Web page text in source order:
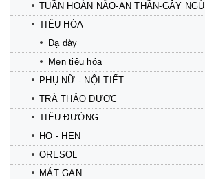
TUẦN HOÀN NÃO-AN THẦN-GÂY NGỦ
TIÊU HÓA
Dạ dày
Men tiêu hóa
PHỤ NỮ - NỘI TIẾT
TRÀ THẢO DƯỢC
TIỂU ĐƯỜNG
HO - HEN
ORESOL
MÁT GAN